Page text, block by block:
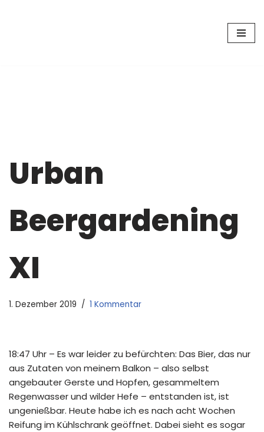
Urban
Beergardening
XI
1. Dezember 2019 1 Kommentar
18:47 Uhr – Es war leider zu befürchten: Das Bier, das nur
aus Zutaten von meinem Balkon – also selbst
angebauter Gerste und Hopfen, gesammeltem
Regenwasser und wilder Hefe – entstanden ist, ist
ungenießbar. Heute habe ich es nach acht Wochen
Reifung im Kühlschrank geöffnet. Dabei sieht es sogar